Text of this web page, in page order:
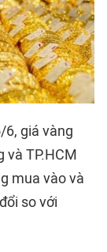
giá vàng
và TP.HCM
mua vào và
so với